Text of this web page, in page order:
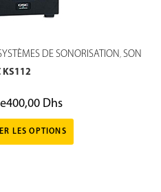
DE SONORISATION, SON
KS112
400,00 Dhs
LES OPTIONS